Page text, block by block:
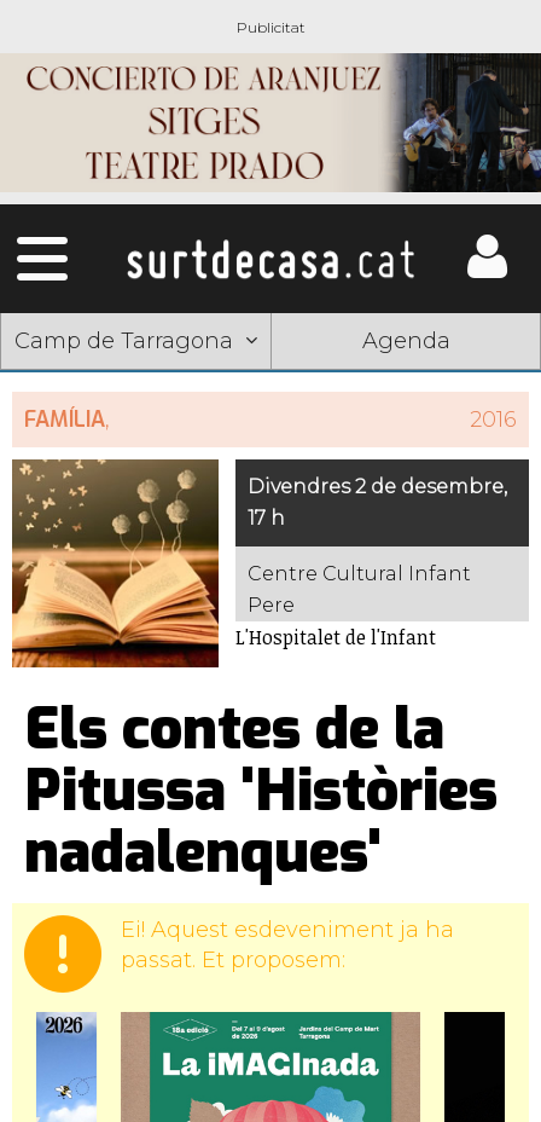
Camp de Tarragona Agenda
FAMÍLIA, 2016
Divendres 2 de desembre,
17 h
Centre Cultural Infant
Pere
L'Hospitalet de l'Infant
Els contes de la
Pitussa 'Històries
nadalenques'
Ei! Aquest esdeveniment ja ha
passat. Et proposem: